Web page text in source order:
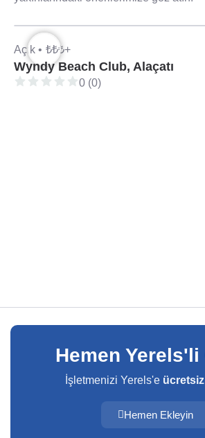
Açık • ₺₺₺+
Wyndy Beach Club, Alaçatı
0 (0)
Hemen Yerels'li
İşletmenizi Yerels'e ücretsiz
Hemen Ekleyin